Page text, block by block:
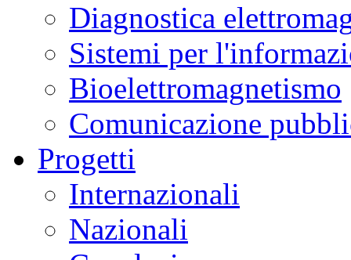
Diagnostica
Sistemi per
Bioelettromagnetismo
Comunicazione
Progetti
Internazionali
Nazionali